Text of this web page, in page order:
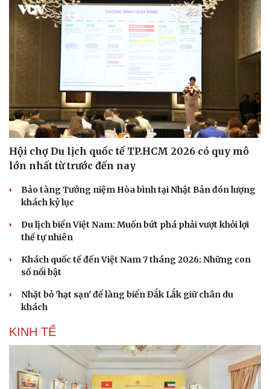
Du lịch
Tư vấn
Săn Tour
Podcast
Câu chuyện thời sự
Đọc truyện đêm khuya
Cửa sổ tình yêu
Kể chuyện cho bé
Hạt giống tâm hồn
Hội chợ Du lịch quốc tế TP.HCM 2026 có quy mô
lớn nhất từ trước đến nay
Bảo tàng Tưởng niệm Hòa bình tại Nhật Bản đón lượng
khách kỷ lục
Du lịch biển Việt Nam: Muốn bứt phá phải vượt khỏi lợi
thế tự nhiên
Khách quốc tế đến Việt Nam 7 tháng 2026: Những con
số nổi bật
Nhặt bỏ 'hạt sạn' để làng biển Đắk Lắk giữ chân du
khách
KINH TẾ